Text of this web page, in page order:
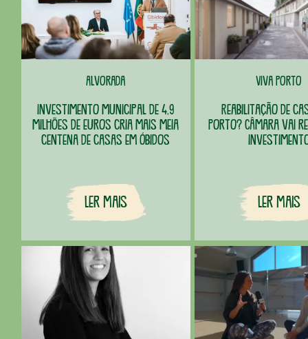
Alvorada
Investimento municipal de 4,9
milhões de euros cria mais meia
centena de casas em Óbidos
Ler Mais
Viva Porto
Reabilitação de
Porto? Câmara vai
Ler Mais